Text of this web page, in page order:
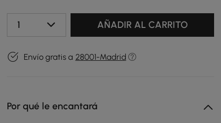
1 AÑADIR AL CARRITO
Envío gratis a 28001-Madrid
Por qué le encantará